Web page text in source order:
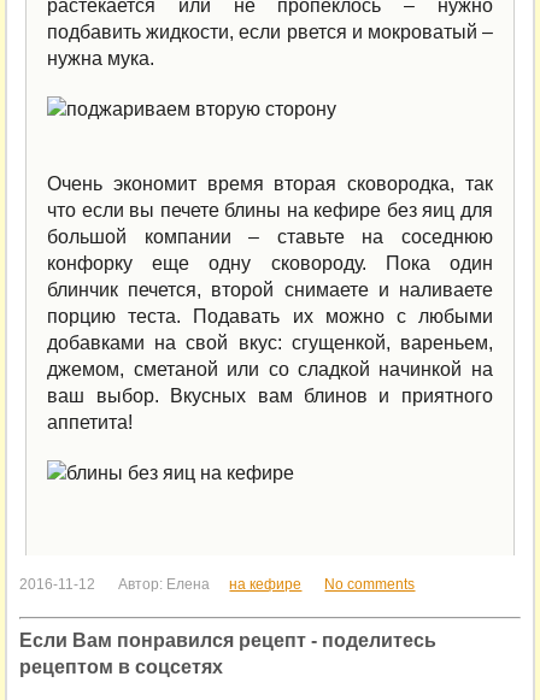
растекается или не пропеклось – нужно
подбавить жидкости, если рвется и мокроватый –
нужна мука.
Очень экономит время вторая сковородка, так
что если вы печете блины на кефире без яиц для
большой компании – ставьте на соседнюю
конфорку еще одну сковороду. Пока один
блинчик печется, второй снимаете и наливаете
порцию теста. Подавать их можно с любыми
добавками на свой вкус: сгущенкой, вареньем,
джемом, сметаной или со сладкой начинкой на
ваш выбор. Вкусных вам блинов и приятного
аппетита!
2016-11-12 Автор: Елена на кефире No comments
Если Вам понравился рецепт - поделитесь
рецептом в соцсетях